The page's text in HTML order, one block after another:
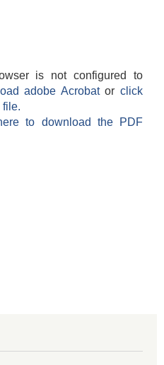
is not configured to
adobe Acrobatorclick
file.
to download the PDF